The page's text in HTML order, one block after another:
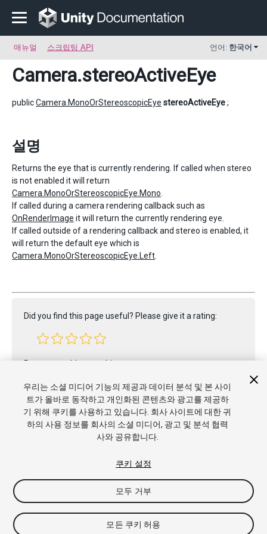
매뉴얼 스크립팅 API 언어: 한국어
Camera.stereoActiveEye
publicCamera.MonoOrStereoscopicEye stereoActiveEye;
설명
Returns the eye that is currently rendering. If called when stereo
is not enabled it will return
Camera.MonoOrStereoscopicEye.Mono
If called during a camera rendering callback such as
OnRenderImage it will return the currently rendering eye.
If called outside of a rendering callback and stereo is enabled, it
will return the default eye which is
Camera.MonoOrStereoscopicEye.Left
Did you find this page useful? Please give it a rating:
Report a problem on this page
기술 자료
및 이용약관
법률정보 개인정보처리방침 쿠키
내 개인정보 판
매 금지
쿠키 기본 설정
우리는 소셜 미디어 기능의 제공과 데이터 분석 및 본 사이
트가 올바로 동작하고 개인화된 콘텐츠와 광고를 제공하
기 위해 쿠키를 사용하고 있습니다. 회사 사이트에 대한 귀
하의 사용 정보를 회사의 소셜 미디어, 광고 및 분석 협력
사와 공유합니다.
쿠키 설정
모두 거부
모든 쿠키 허용